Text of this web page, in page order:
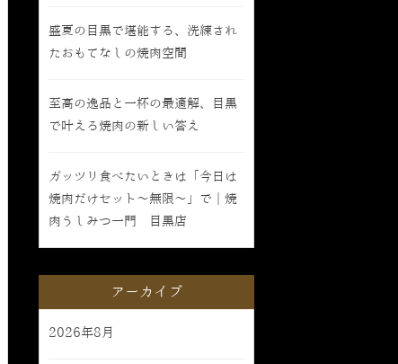
盛夏の目黒で堪能する、洗練され
たおもてなしの焼肉空間
至高の逸品と一杯の最適解、目黒
で叶える焼肉の新しい答え
ガッツリ食べたいときは「今日は
焼肉だけセット〜無限〜」で｜焼
肉うしみつ一門 目黒店
アーカイブ
2026年8月